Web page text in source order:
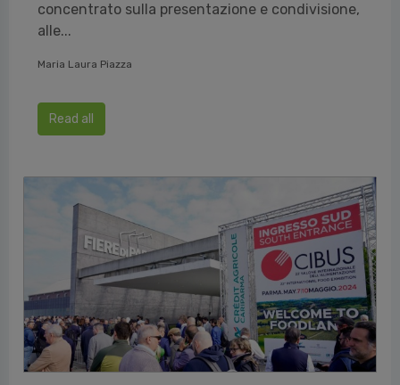
concentrato sulla presentazione e condivisione,
alle...
Maria Laura Piazza
Read all